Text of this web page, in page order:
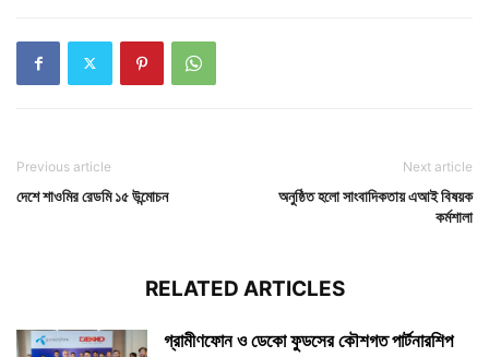
Previous article
দেশে শাওমির রেডমি ১৫ উন্মোচন
Next article
অনুষ্ঠিত হলো সাংবাদিকতায় এআই বিষয়ক
কর্মশালা
RELATED ARTICLES
গ্রামীণফোন ও ডেকো ফুডসের কৌশগত পার্টনারশিপ